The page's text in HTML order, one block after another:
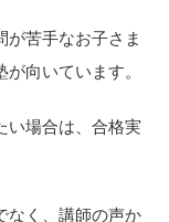
が苦手なお子さま
向いています。
い場合は、合格実
なく、講師の声か